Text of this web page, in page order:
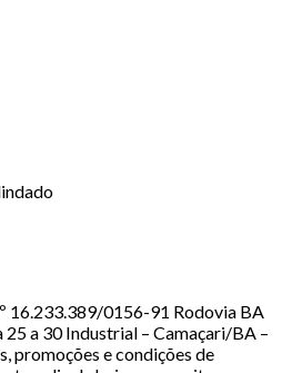
16.233.389/0156-91 Rodovia BA
25 a 30 Industrial – Camaçari/BA –
promoções e condições de